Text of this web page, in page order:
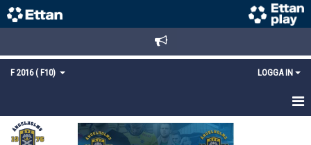
F 2016 ( F10) LOGGA IN
HEM